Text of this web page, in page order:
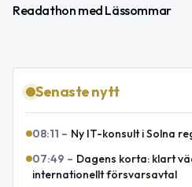
Readathon med Lässommar
Senaste nytt
08:11 – Ny IT-konsult i Solna
07:49 – Dagens korta: klart
internationellt försvarsavtal